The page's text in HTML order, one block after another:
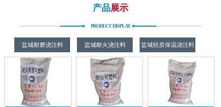
产品展示
PRODUCT DISPLAY
盐城耐磨浇注料 盐城耐火浇注料 盐城轻质保温浇注料